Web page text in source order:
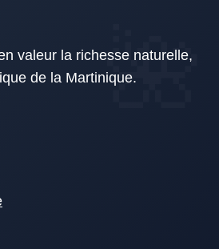
valeur la richesse naturelle,
de la Martinique.